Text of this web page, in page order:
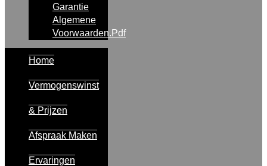
Garantie
Algemene
Voorwaarden.pdf
Home
Vermogenswinst
& Prijzen
Afspraak Maken
Ervaringen